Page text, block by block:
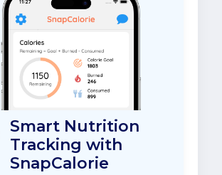
Smart Nutrition
Tracking with
SnapCalorie